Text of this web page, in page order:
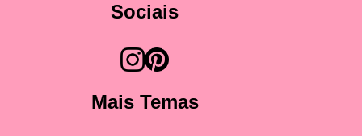
Sociais
Mais Temas